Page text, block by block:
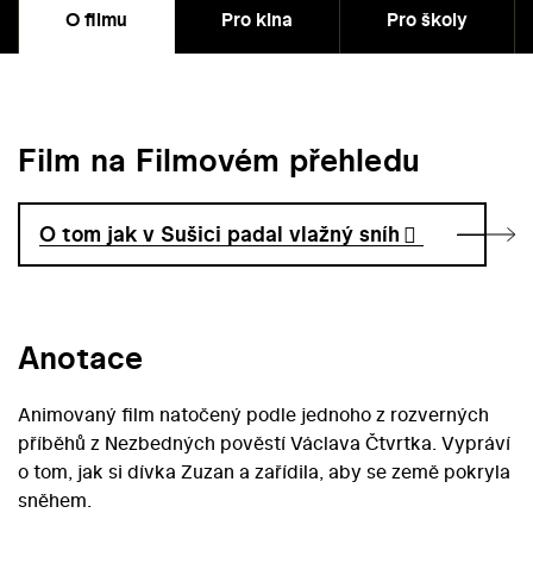
O filmu Pro kina Pro školy
Film na Filmovém přehledu
O tom jak v Sušici padal vlažný sníh
Anotace
Animovaný film natočený podle jednoho z rozverných
příběhů z Nezbedných pověstí Václava Čtvrtka. Vypráví
o tom, jak si dívka Zuzan a zařídila, aby se země pokryla
sněhem.